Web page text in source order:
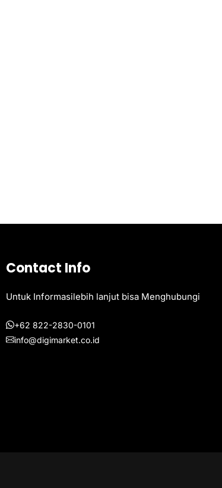
Contact Info
Untuk Informasilebih lanjut bisa Menghubungi
+62 822-2830-0101
info@digimarket.co.id